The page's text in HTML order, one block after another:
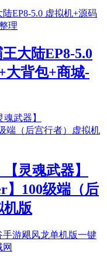
大陆EP8-5.0
大背包+商城-
灵魂武器】
】100级端（后
机版